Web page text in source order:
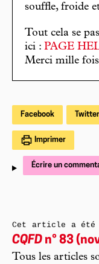
souffle, froide
Tout cela se
ici : PAGE
Merci mille
Facebook Twitter
Imprimer
Écrire un
Cet article a été
CQFD n° 83
Tous les articles